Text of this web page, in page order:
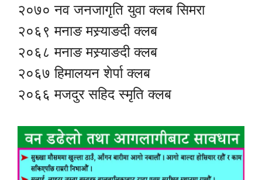
२०७० नव जनजागृति युवा क्लब सिमरा
२०६९ मनाङ मस्र्याङदी क्लब
२०६८ मनाङ मस्र्याङदी क्लब
२०६७ हिमालयन शेर्पा क्लब
२०६६ मजदुर सहिद स्मृति क्लब